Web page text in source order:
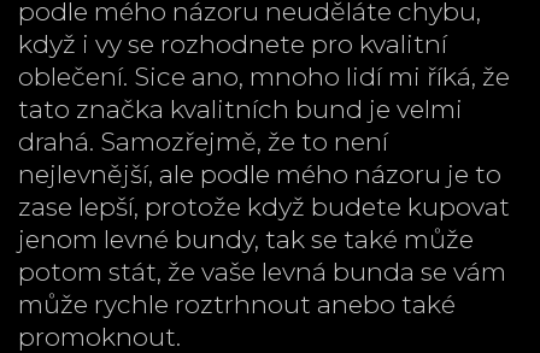
podle mého názoru neuděláte chybu,
když i vy se rozhodnete pro kvalitní
oblečení. Sice ano, mnoho lidí mi říká, že
tato značka kvalitních bund je velmi
drahá. Samozřejmě, že to není
nejlevnější, ale podle mého názoru je to
zase lepší, protože když budete kupovat
jenom levné bundy, tak se také může
potom stát, že vaše levná bunda se vám
může rychle roztrhnout anebo také
promoknout.